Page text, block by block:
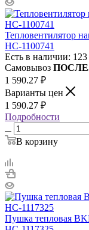
Тепловентилятор
НС-1100741
Есть в наличии:
Самовывоз
1 590.27 ₽
Варианты цен
1 590.27 ₽
Подробности
В корзину
Пушка тепловая